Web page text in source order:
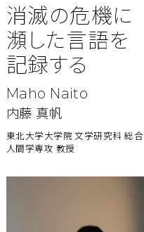
消滅の危機に
瀕した言語を
記録する
Maho Naito
内藤 真帆
東北大学大学院 文学研究科 総合
人間学専攻 教授